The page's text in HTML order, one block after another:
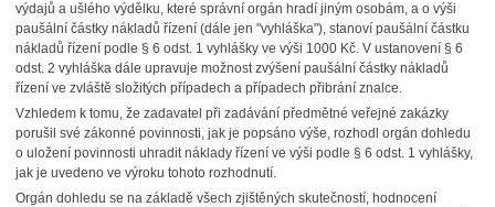
výdajů a ušlého výdělku, které správní orgán hradí jiným osobám, a o výši
paušální částky nákladů řízení (dále jen "vyhláška"), stanoví paušální částku
nákladů řízení podle § 6 odst. 1 vyhlášky ve výši 1000 Kč. V ustanovení § 6
odst. 2 vyhláška dále upravuje možnost zvýšení paušální částky nákladů
řízení ve zvláště složitých případech a případech přibrání znalce.
Vzhledem k tomu, že zadavatel při zadávání předmětné veřejné zakázky
porušil své zákonné povinnosti, jak je popsáno výše, rozhodl orgán dohledu
o uložení povinnosti uhradit náklady řízení ve výši podle § 6 odst. 1 vyhlášky,
jak je uvedeno ve výroku tohoto rozhodnutí.
Orgán dohledu se na základě všech zjištěných skutečností, hodnocení